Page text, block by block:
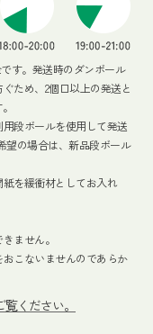
す。発送時のダンボール
ため、2個口以上の発送と
段ボールを使用して発送
望の場合は、新品段ボール
を緩衝材としてお入れ
ません。
こないませんのであらか
ください。